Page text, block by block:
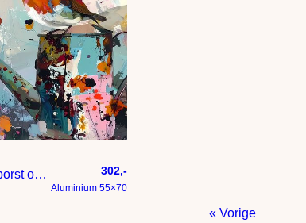
Roodborst op gieter – Modern expressief – penseelstreken en abstracte kleurige vlakken 302,-
Aluminium 55×70
« Vorige